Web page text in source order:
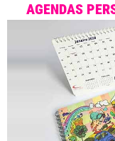
AGENDAS